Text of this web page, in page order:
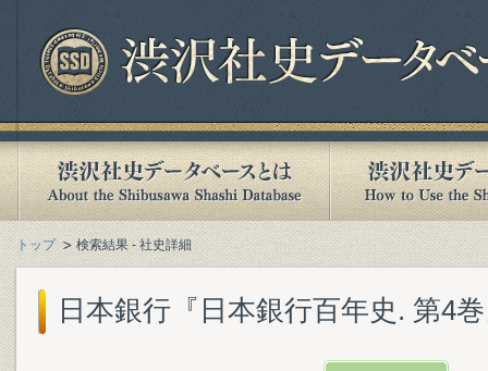
トップ 検索結果 - 社史詳細
日本銀行『日本銀行百年史. 第4